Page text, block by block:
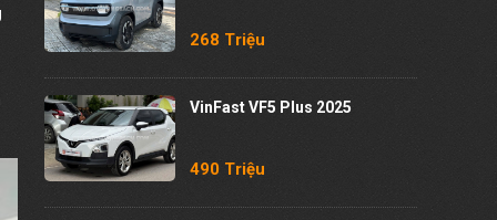
268 Triệu
VinFast VF5 Plus 2025
490 Triệu